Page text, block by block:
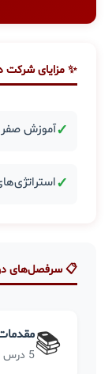
✨ مزایای شرکت
✓آموزش صفر
✓
📋 سرفصل‌های
📚5 درس